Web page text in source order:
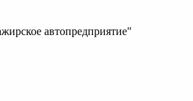
автопредприятие"